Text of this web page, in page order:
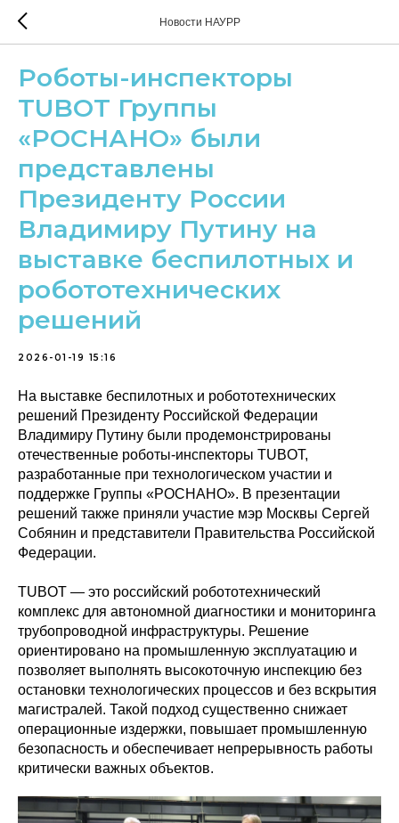
Новости НАУРР
Роботы-инспекторы
TUBOT Группы
«РОСНАНО» были
представлены
Президенту России
Владимиру Путину на
выставке беспилотных и
робототехнических
решений
2026-01-19 15:16
На выставке беспилотных и робототехнических
решений Президенту Российской Федерации
Владимиру Путину были продемонстрированы
отечественные роботы-инспекторы TUBOT,
разработанные при технологическом участии и
поддержке Группы «РОСНАНО». В презентации
решений также приняли участие мэр Москвы Сергей
Собянин и представители Правительства Российской
Федерации.
TUBOT — это российский робототехнический
комплекс для автономной диагностики и мониторинга
трубопроводной инфраструктуры. Решение
ориентировано на промышленную эксплуатацию и
позволяет выполнять высокоточную инспекцию без
остановки технологических процессов и без вскрытия
магистралей. Такой подход существенно снижает
операционные издержки, повышает промышленную
безопасность и обеспечивает непрерывность работы
критически важных объектов.